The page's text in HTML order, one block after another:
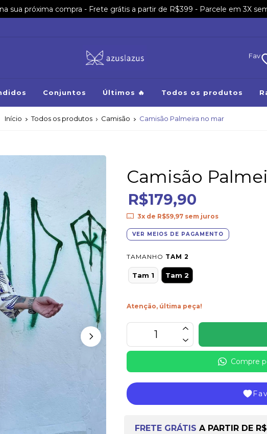
sua próxima compra - Frete grátis a partir de R$399 - Parcele em 3X
Fav
Conjuntos Últimos 🔥 Todos os produtos
Início Todos os produtos Camisão Camisão Palmeira no mar
Camisão
R$179,90
3x de R$59,97sem juros
VER MEIOS DE PAGAMENTO
TAMANHO TAM 2
Tam 1 Tam 2
Atenção, última peça!
Compre
Frete grátisa partir de
FRETE GRÁTIS A PARTIR DE